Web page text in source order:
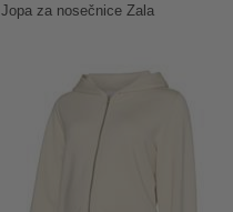
Jopa za nosečnice Zala